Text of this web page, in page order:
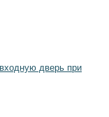
дверь при